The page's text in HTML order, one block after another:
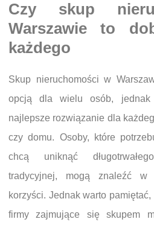
Czy skup
Warszawie to
każdego
Skup nieruchomości w
opcją dla wielu osób,
najlepsze rozwiązanie dla
czy domu. Osoby, które
chcą uniknąć
tradycyjnej, mogą znaleźć w
korzyści. Jednak warto
firmy zajmujące się skupem